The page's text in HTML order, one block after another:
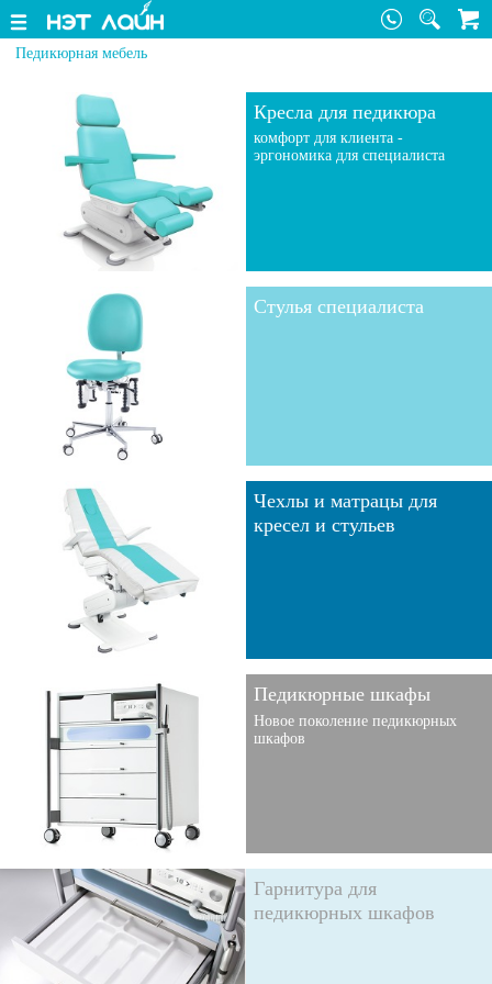
Педикюрная мебель
Кресла для педикюра
комфорт для клиента -
эргономика для специалиста
Стулья специалиста
Чехлы и матрацы для
кресел и стульев
Педикюрные шкафы
Новое поколение педикюрных
шкафов
Гарнитура для
педикюрных шкафов